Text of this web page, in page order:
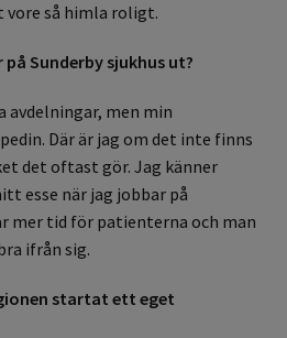
vore så himla roligt.
Sunderby sjukhus ut?
avdelningar, men min
Där är jag om det inte finns
det oftast gör. Jag känner
esse när jag jobbar på
mer tid för patienterna och man
ifrån sig.
startat ett eget